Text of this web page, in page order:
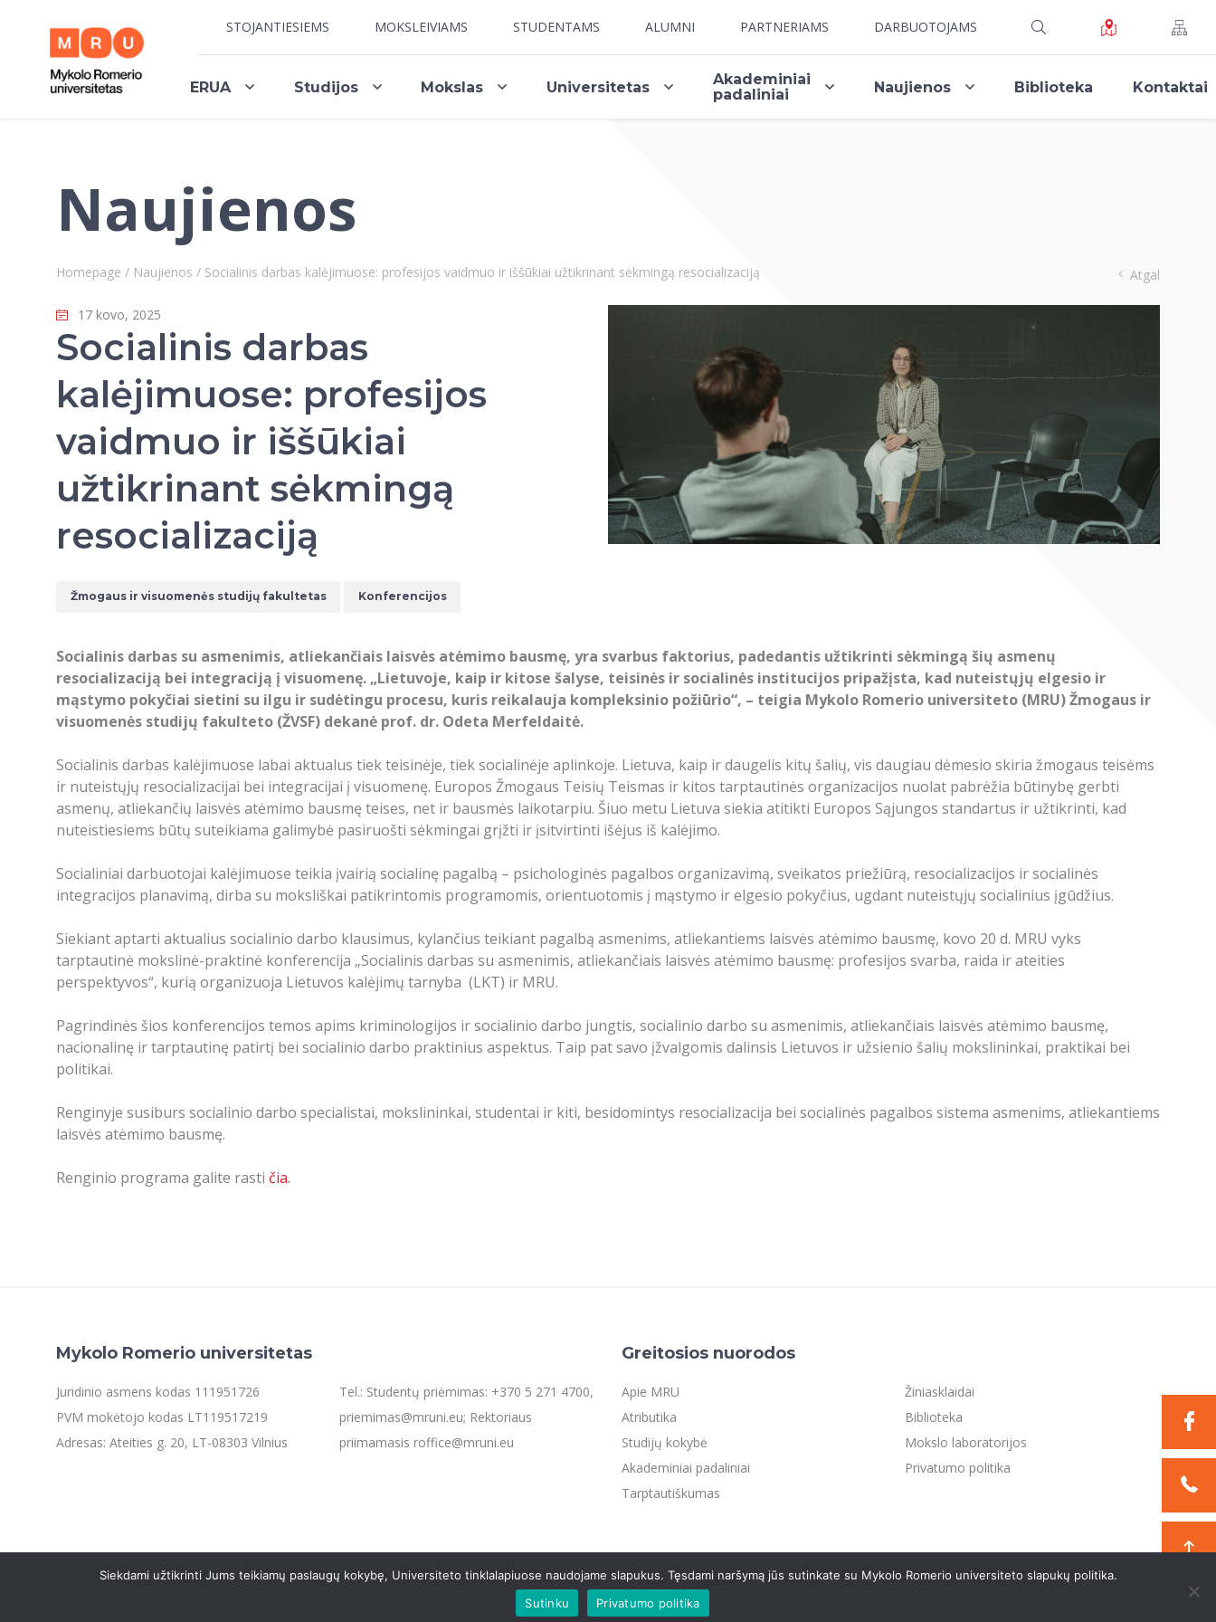
STOJANTIESIEMS MOKSLEIVIAMS STUDENTAMS ALUMNI PARTNERIAMS DARBUOTOJAMS
ERUA Studijos Mokslas Universitetas
Akademiniai
padaliniai
Naujienos Biblioteka Kontaktai
Naujienos
Homepage / Naujienos / Socialinis darbas kalėjimuose: profesijos vaidmuo ir iššūkiai užtikrinant sėkmingą resocializaciją Atgal
17 kovo, 2025
Socialinis darbas
kalėjimuose: profesijos
vaidmuo ir iššūkiai
užtikrinant sėkmingą
resocializaciją
Žmogaus ir visuomenės studijų fakultetas Konferencijos
Socialinis darbas su asmenimis, atliekančiais laisvės atėmimo bausmę, yra svarbus faktorius, padedantis užtikrinti sėkmingą šių asmenų
resocializaciją bei integraciją į visuomenę. „Lietuvoje, kaip ir kitose šalyse, teisinės ir socialinės institucijos pripažįsta, kad nuteistųjų elgesio ir
mąstymo pokyčiai sietini su ilgu ir sudėtingu procesu, kuris reikalauja kompleksinio požiūrio“, – teigia Mykolo Romerio universiteto (MRU) Žmogaus ir
visuomenės studijų fakulteto (ŽVSF) dekanė prof. dr. Odeta Merfeldaitė.
Socialinis darbas kalėjimuose labai aktualus tiek teisinėje, tiek socialinėje aplinkoje. Lietuva, kaip ir daugelis kitų šalių, vis daugiau dėmesio skiria žmogaus teisėms
ir nuteistųjų resocializacijai bei integracijai į visuomenę. Europos Žmogaus Teisių Teismas ir kitos tarptautinės organizacijos nuolat pabrėžia būtinybę gerbti
asmenų, atliekančių laisvės atėmimo bausmę teises, net ir bausmės laikotarpiu. Šiuo metu Lietuva siekia atitikti Europos Sąjungos standartus ir užtikrinti, kad
nuteistiesiems būtų suteikiama galimybė pasiruošti sėkmingai grįžti ir įsitvirtinti išėjus iš kalėjimo.
Socialiniai darbuotojai kalėjimuose teikia įvairią socialinę pagalbą – psichologinės pagalbos organizavimą, sveikatos priežiūrą, resocializacijos ir socialinės
integracijos planavimą, dirba su moksliškai patikrintomis programomis, orientuotomis į mąstymo ir elgesio pokyčius, ugdant nuteistųjų socialinius įgūdžius.
Siekiant aptarti aktualius socialinio darbo klausimus, kylančius teikiant pagalbą asmenims, atliekantiems laisvės atėmimo bausmę, kovo 20 d. MRU vyks
tarptautinė mokslinė-praktinė konferencija „Socialinis darbas su asmenimis, atliekančiais laisvės atėmimo bausmę: profesijos svarba, raida ir ateities
perspektyvos“, kurią organizuoja Lietuvos kalėjimų tarnyba (LKT) ir MRU.
Pagrindinės šios konferencijos temos apims kriminologijos ir socialinio darbo jungtis, socialinio darbo su asmenimis, atliekančiais laisvės atėmimo bausmę,
nacionalinę ir tarptautinę patirtį bei socialinio darbo praktinius aspektus. Taip pat savo įžvalgomis dalinsis Lietuvos ir užsienio šalių mokslininkai, praktikai bei
politikai.
Renginyje susiburs socialinio darbo specialistai, mokslininkai, studentai ir kiti, besidomintys resocializacija bei socialinės pagalbos sistema asmenims, atliekantiems
laisvės atėmimo bausmę.
Renginio programa galite rasti čia.
Mykolo Romerio universitetas
Juridinio asmens kodas 111951726
PVM mokėtojo kodas LT119517219
Adresas: Ateities g. 20, LT-08303 Vilnius
Tel.: Studentų priėmimas: +370 5 271 4700,
priemimas@mruni.eu; Rektoriaus
priimamasis roffice@mruni.eu
Greitosios nuorodos
Apie MRU
Atributika
Studijų kokybė
Akademiniai padaliniai
Tarptautiškumas
Žiniasklaidai
Biblioteka
Mokslo laboratorijos
Privatumo politika
Siekdami užtikrinti Jums teikiamų paslaugų kokybę, Universiteto tinklalapiuose naudojame slapukus. Tęsdami naršymą jūs sutinkate su Mykolo Romerio universiteto slapukų politika.
Sutinku
Privatumo politika